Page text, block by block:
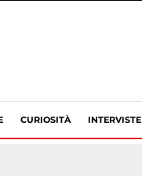
CURIOSITÀ INTERVISTE